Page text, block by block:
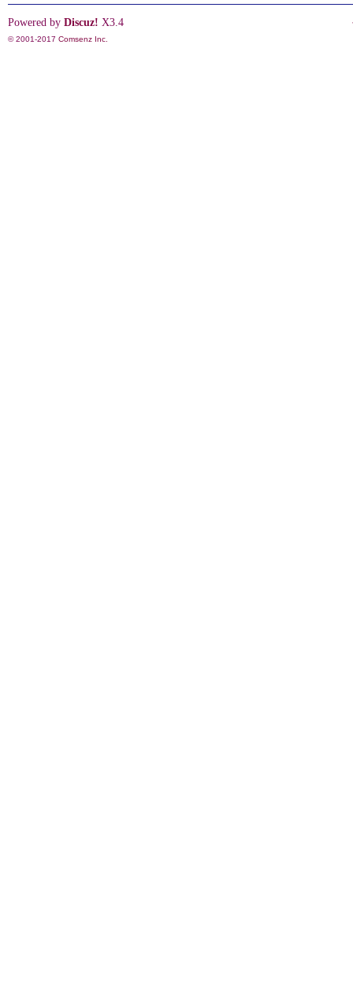
Powered by Discuz! X3.4
© 2001-2017 Comsenz Inc.